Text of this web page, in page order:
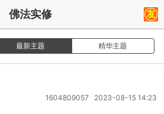
佛法实修
最新主题 精华主题
1604809057 2023-08-15 14:23